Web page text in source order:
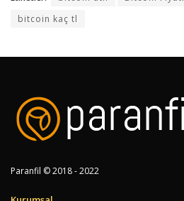
bitcoin kaç tl
Paranfil © 2018 - 2022